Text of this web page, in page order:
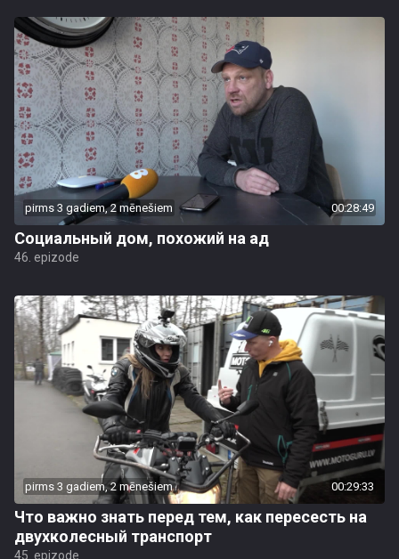
pirms 3 gadiem, 2 mēnešiem 00:28:49
Социальный дом, похожий на ад
46. epizode
pirms 3 gadiem, 2 mēnešiem 00:29:33
Что важно знать перед тем, как пересесть на
двухколесный транспорт
45. epizode